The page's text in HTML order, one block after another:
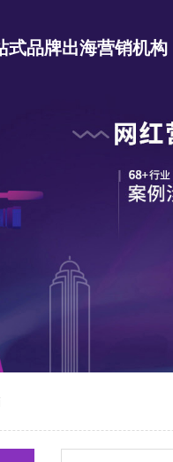
式品牌出海营销机构